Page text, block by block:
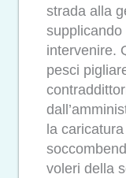
strada alla
intervenire.
pesci
la
voleri della